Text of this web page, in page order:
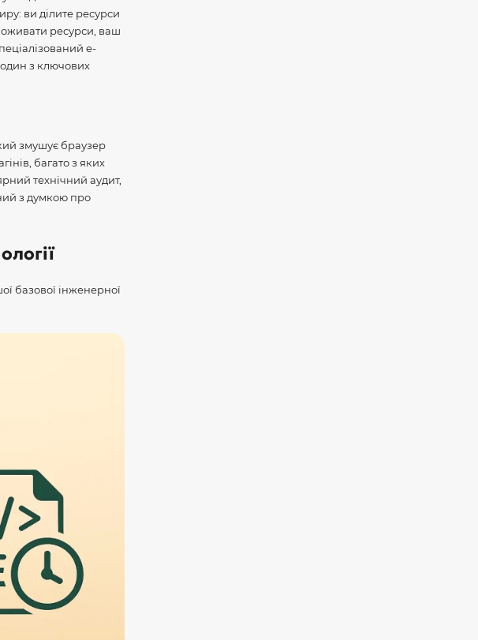
ви ділите ресурси
ресурси, ваш
e-
з ключових
змушує браузер
багато з яких
технічний аудит,
з думкою про
базової інженерної